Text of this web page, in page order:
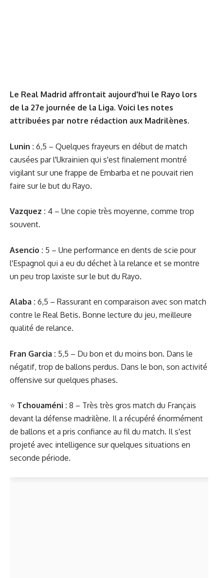
Le Real Madrid affrontait aujourd'hui le Rayo lors
de la 27e journée de la Liga. Voici les notes
attribuées par notre rédaction aux Madrilènes.
Lunin : 6,5 – Quelques frayeurs en début de match
causées par l'Ukrainien qui s'est finalement montré
vigilant sur une frappe de Embarba et ne pouvait rien
faire sur le but du Rayo.
Vazquez : 4 – Une copie très moyenne, comme trop
souvent.
Asencio : 5 – Une performance en dents de scie pour
l'Espagnol qui a eu du déchet à la relance et se montre
un peu trop laxiste sur le but du Rayo.
Alaba : 6,5 – Rassurant en comparaison avec son match
contre le Real Betis. Bonne lecture du jeu, meilleure
qualité de relance.
Fran Garcia : 5,5 – Du bon et du moins bon. Dans le
négatif, trop de ballons perdus. Dans le bon, son activité
offensive sur quelques phases.
⭐️ Tchouaméni : 8 – Très très gros match du Français
devant la défense madrilène. Il a récupéré énormément
de ballons et a pris confiance au fil du match. Il s'est
projeté avec intelligence sur quelques situations en
seconde période.